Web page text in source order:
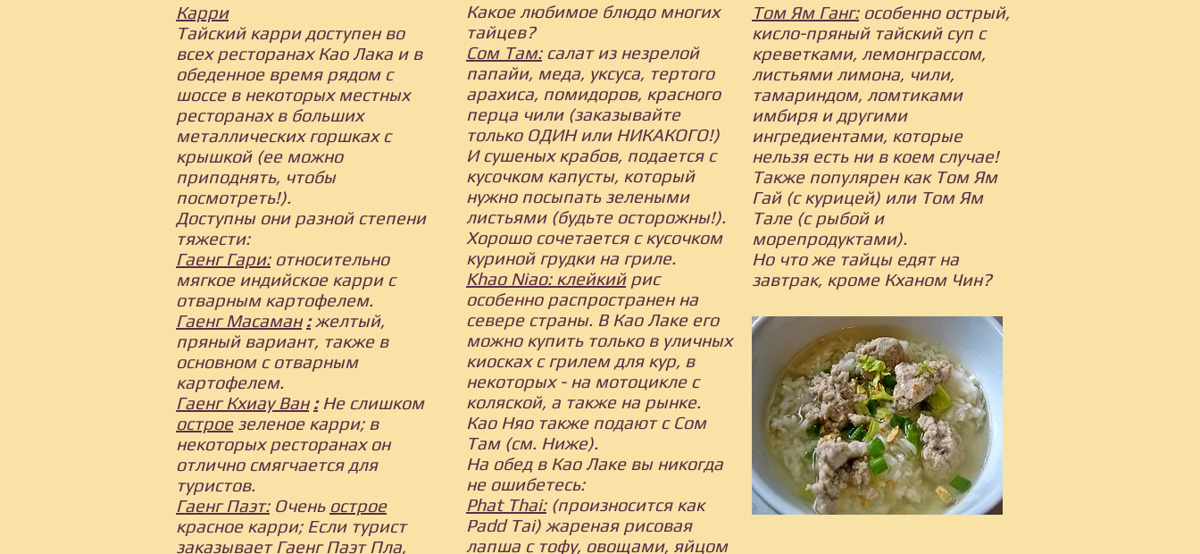
Карри
Тайский карри доступен во
всех ресторанах Као Лака и в
обеденное время рядом с
шоссе в некоторых местных
ресторанах в больших
металлических горшках с
крышкой (ее можно
приподнять, чтобы
посмотреть!).
Доступны они разной степени
тяжести:
Гаенг Гари:относительно
мягкое индийское карри с
отварным картофелем.
Гаенг Масаман :желтый,
пряный вариант, также в
основном с отварным
картофелем.
Гаенг Кхиау Ван :Не слишком
остроезеленое карри; в
некоторых ресторанах он
отлично смягчается для
туристов.
Гаенг Паэт:Очень острое
красное карри; Если турист
заказывает Гаенг Паэт Пла,
Какое любимое блюдо многих
тайцев?
Сом Там:салат из незрелой
папайи, меда, уксуса, тертого
арахиса, помидоров, красного
перца чили (заказывайте
только ОДИН или НИКАКОГО!)
И сушеных крабов, подается с
кусочком капусты, который
нужно посыпать зелеными
листьями (будьте осторожны!).
Хорошо сочетается с кусочком
куриной грудки на гриле.
Khao Niao: клейкийрис
особенно распространен на
севере страны. В Као Лаке его
можно купить только в уличных
киосках с грилем для кур, в
некоторых - на мотоцикле с
коляской, а также на рынке.
Као Няо также подают с Сом
Там (см. Ниже).
На обед в Као Лаке вы никогда
не ошибетесь:
Phat Thai:(произносится как
Padd Tai) жареная рисовая
лапша с тофу, овощами, яйцом
Том Ям Ганг:особенно острый,
кисло-пряный тайский суп с
креветками, лемонграссом,
листьями лимона, чили,
тамариндом, ломтиками
имбиря и другими
ингредиентами, которые
нельзя есть ни в коем случае!
Также популярен как Том Ям
Гай (с курицей) или Том Ям
Тале (с рыбой и
морепродуктами).
Но что же тайцы едят на
завтрак, кроме Кханом Чин?